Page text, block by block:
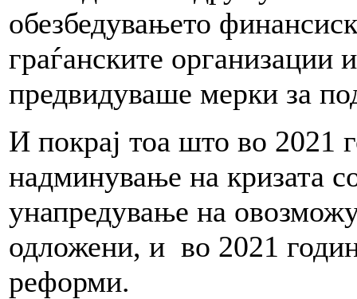
обезбедувањето
граѓанските организации
предвидуваше мерки за
И покрај тоа што во 2021
надминување на кризата
унапредување на
одложени, и во 2021
реформи.